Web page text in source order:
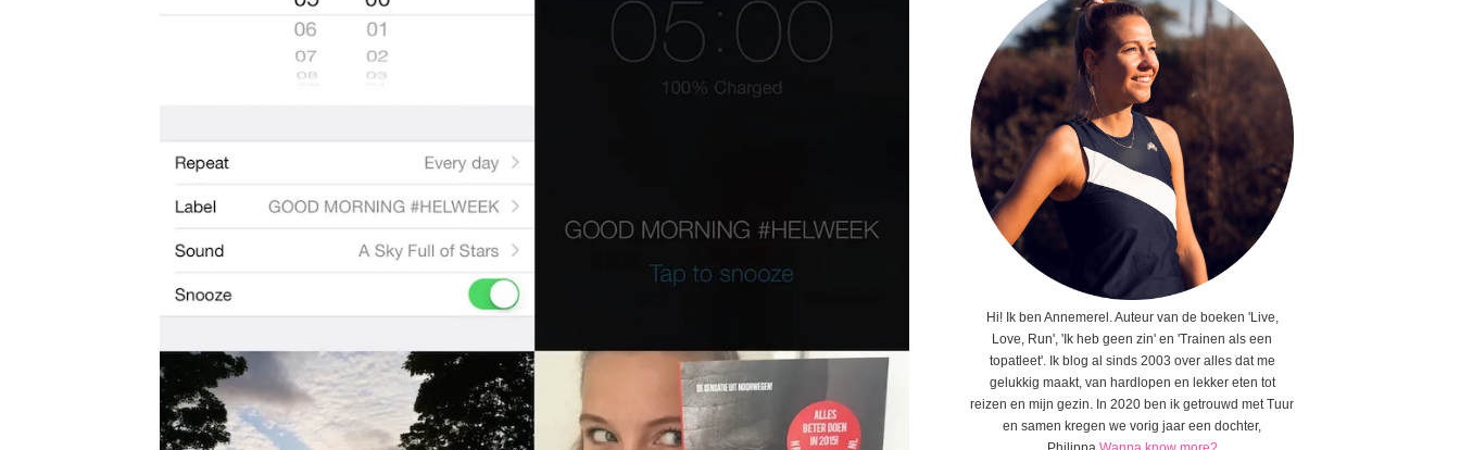
Hi! Ik ben Annemerel. Auteur van de boeken 'Live,
Love, Run', 'Ik heb geen zin' en 'Trainen als een
topatleet'. Ik blog al sinds 2003 over alles dat me
gelukkig maakt, van hardlopen en lekker eten tot
reizen en mijn gezin. In 2020 ben ik getrouwd met Tuur
en samen kregen we vorig jaar een dochter,